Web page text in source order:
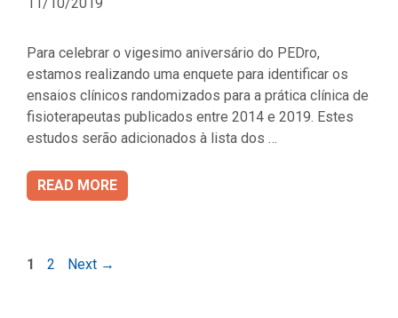
Para celebrar o vigesimo aniversário do PEDro,
estamos realizando uma enquete para identificar os
ensaios clínicos randomizados para a prática clínica de
fisioterapeutas publicados entre 2014 e 2019. Estes
estudos serão adicionados à lista dos …
READ MORE
Page
1 Page
2 Next →